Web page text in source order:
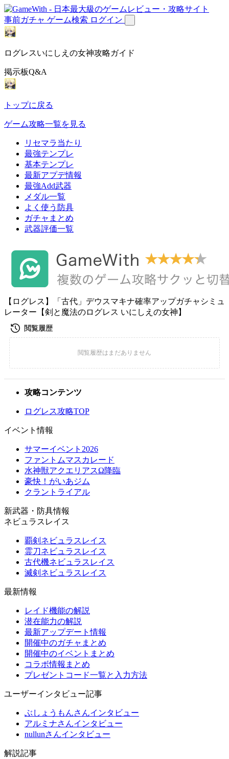
事前ガチャ ゲーム検索 ログイン
ログレスいにしえの女神攻略ガイド
掲示板Q&A
トップに戻る
ゲーム攻略一覧を見る
リセマラ当たり
最強テンプレ
基本テンプレ
最新アプデ情報
最強Add武器
メダル一覧
よく使う防具
ガチャまとめ
武器評価一覧
【ログレス】「古代」デウスマキナ確率アップガチャシミュ
レーター【剣と魔法のログレス いにしえの女神】
攻略コンテンツ
ログレス攻略TOP
イベント情報
サマーイベント2026
ファントムマスカレード
水神獣アクエリアスΩ降臨
豪快！がいあジム
クラントライアル
新武器・防具情報
ネビュラスレイス
覇剣ネビュラスレイス
霊刀ネビュラスレイス
古代機ネビュラスレイス
滅剣ネビュラスレイス
最新情報
レイド機能の解説
潜在能力の解説
最新アップデート情報
開催中のガチャまとめ
開催中のイベントまとめ
コラボ情報まとめ
プレゼントコード一覧と入力方法
ユーザーインタビュー記事
ぶしょうもんさんインタビュー
アルミナさんインタビュー
nullunさんインタビュー
解説記事